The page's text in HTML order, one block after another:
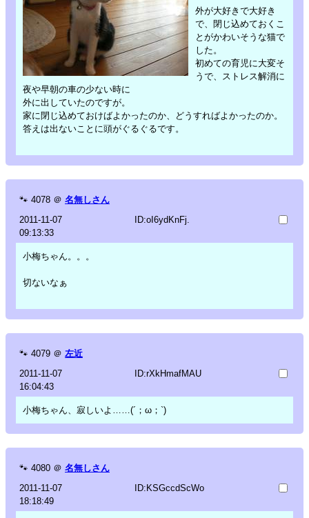
外が大好きで大好き
で、閉じ込めておくこ
とがかわいそうな猫で
した。
初めての育児に大変そ
うで、ストレス解消に
夜や早朝の車の少ない時に
外に出していたのですが。
家に閉じ込めておけばよかったのか、どうすればよかったのか。
答えは出ないことに頭がぐるぐるです。
🐾 4078 ＠ 名無しさん
2011-11-07
09:13:33
ID:oI6ydKnFj.
小梅ちゃん。。。
切ないなぁ
🐾 4079 ＠ 左近
2011-11-07
16:04:43
ID:rXkHmafMAU
小梅ちゃん、寂しいよ……(´；ω；`)
🐾 4080 ＠ 名無しさん
2011-11-07
18:18:49
ID:KSGccdScWo